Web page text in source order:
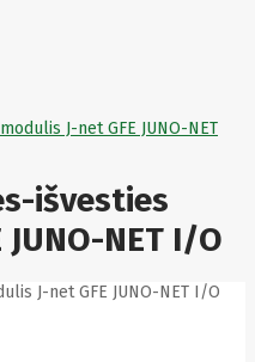
J-net GFE JUNO-NET
išvesties
NET I/O